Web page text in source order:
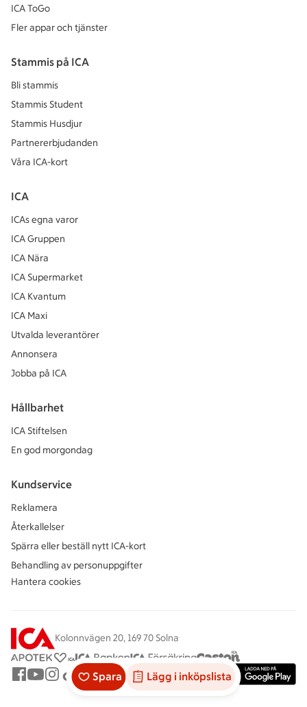
Spara Lägg i inköpslista
ICA ToGo
Fler appar och tjänster
Stammis på ICA
Bli stammis
Stammis Student
Stammis Husdjur
Partnererbjudanden
Våra ICA-kort
ICA
ICAs egna varor
ICA Gruppen
ICA Nära
ICA Supermarket
ICA Kvantum
ICA Maxi
Utvalda leverantörer
Annonsera
Jobba på ICA
Hållbarhet
ICA Stiftelsen
En god morgondag
Kundservice
Reklamera
Återkallelser
Spärra eller beställ nytt ICA-kort
Behandling av personuppgifter
Hantera cookies
Kolonnvägen 20, 169 70 Solna